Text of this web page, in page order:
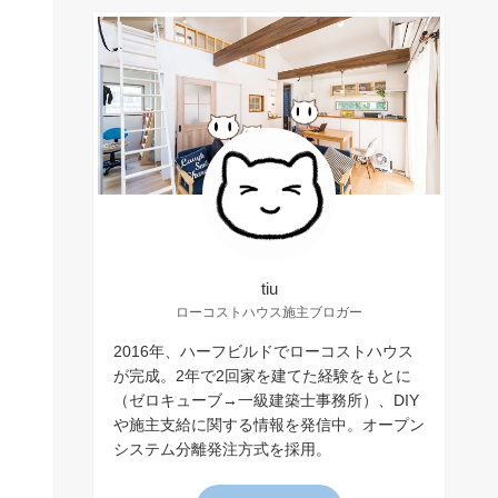
tiu
ローコストハウス施主ブロガー
2016年、ハーフビルドでローコストハウス
が完成。2年で2回家を建てた経験をもとに
（ゼロキューブ→一級建築士事務所）、DIY
や施主支給に関する情報を発信中。オープン
システム分離発注方式を採用。